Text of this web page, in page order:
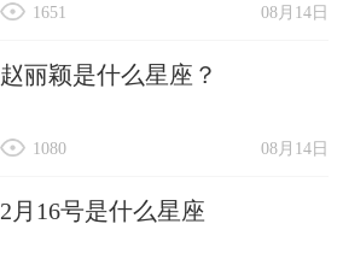
08月14日
1651
赵丽颖是什么星座？
08月14日
1080
2月16号是什么星座